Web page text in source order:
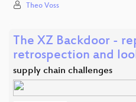
Theo Voss
The XZ Backdoor -
retrospection and
supply chain challenges